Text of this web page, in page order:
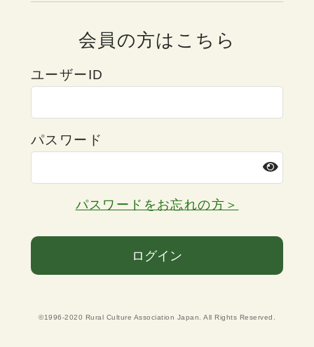
会員の方はこちら
ユーザーID
パスワード
パスワードをお忘れの方＞
ログイン
©1996-2020 Rural Culture Association Japan. All Rights Reserved.